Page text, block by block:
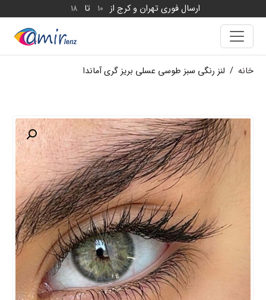
ارسال فوری تهران و کرج از 10 تا 18
خانه / لنز رنگی سبز طوسی عسلی بریز گری آماندا